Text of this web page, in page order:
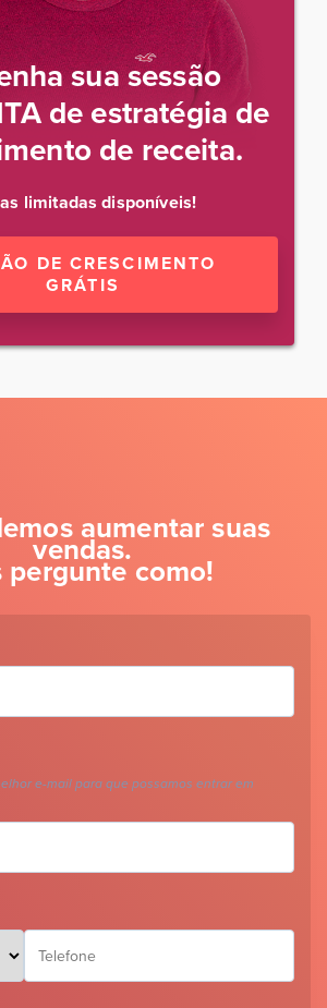
sua sessão
de estratégia de
de receita.
limitadas disponíveis!
DE CRESCIMENTO
GRÁTIS
aumentar suas
vendas.
pergunte como!
e-mail para que possamos entrar em